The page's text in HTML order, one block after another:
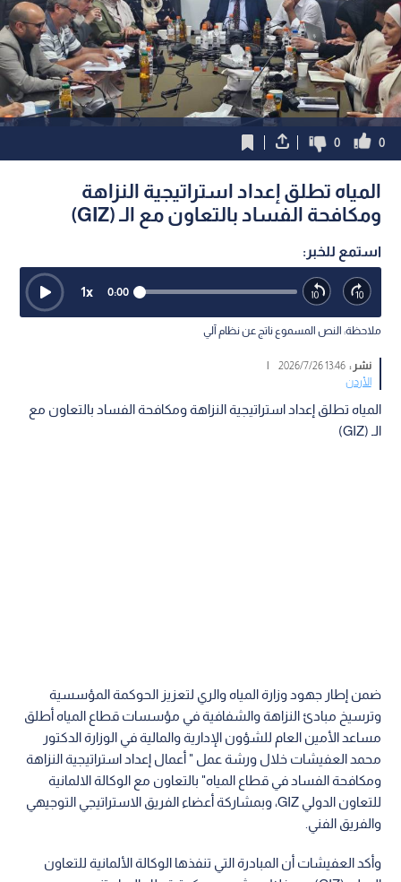
0
0
المياه تطلق إعداد استراتيجية النزاهة
ومكافحة الفساد بالتعاون مع الـ (GIZ)
استمع للخبر:
0:00
1x
ملاحظة: النص المسموع ناتج عن نظام آلي
نشر :13:46 2026/7/26
|
الأردن
المياه تطلق إعداد استراتيجية النزاهة ومكافحة الفساد بالتعاون مع
الـ (GIZ)
ضمن إطار جهود وزارة المياه والري لتعزيز الحوكمة المؤسسية
وترسيخ مبادئ النزاهة والشفافية في مؤسسات قطاع المياه أطلق
مساعد الأمين العام للشؤون الإدارية والمالية في الوزارة الدكتور
محمد العفيشات خلال ورشة عمل " أعمال إعداد استراتيجية النزاهة
ومكافحة الفساد في قطاع المياه" بالتعاون مع الوكالة الالمانية
للتعاون الدولي GIZ، وبمشاركة أعضاء الفريق الاستراتيجي التوجيهي
والفريق الفني.
وأكد العفيشات أن المبادرة التي تنفذها الوكالة الألمانية للتعاون